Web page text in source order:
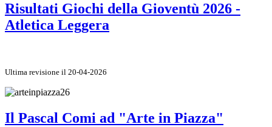
Risultati Giochi della Gioventù 2026 -
Atletica Leggera
Ultima revisione il 20-04-2026
Il Pascal Comi ad "Arte in Piazza"